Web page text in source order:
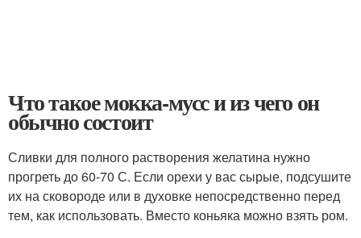
Что такое мокка-мусс и из чего он
обычно состоит
Сливки для полного растворения желатина нужно
прогреть до 60-70 С. Если орехи у вас сырые, подсушите
их на сковороде или в духовке непосредственно перед
тем, как использовать. Вместо коньяка можно взять ром.